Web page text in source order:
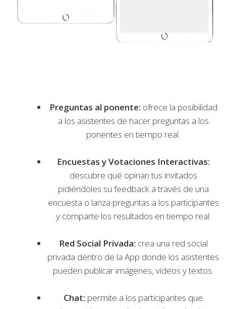
Preguntas al ponente: ofrece la posibilidad
a los asistentes de hacer preguntas a los
ponentes en tiempo real.
Encuestas y Votaciones Interactivas:
descubre qué opinan tus invitados
pidiéndoles su feedback a través de una
encuesta o lanza preguntas a los participantes
y comparte los resultados en tiempo real.
Red Social Privada: crea una red social
privada dentro de la App donde los asistentes
pueden publicar imágenes, vídeos y textos.
Chat: permite a los participantes que